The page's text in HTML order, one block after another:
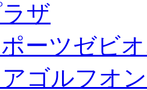
ザ
ーツゼビ
ゴルフオ